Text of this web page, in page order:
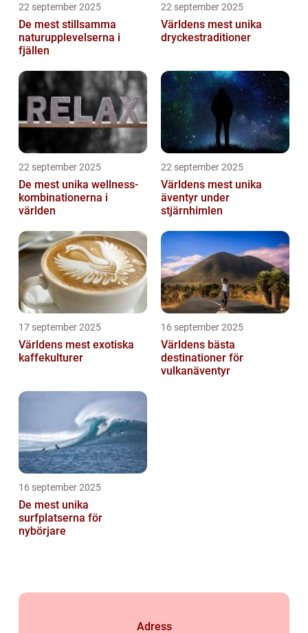
22 september 2025
De mest stillsamma
naturupplevelserna i
fjällen
22 september 2025
Världens mest unika
dryckestraditioner
22 september 2025
De mest unika wellness-
kombinationerna i
världen
22 september 2025
Världens mest unika
äventyr under
stjärnhimlen
17 september 2025
Världens mest exotiska
kaffekulturer
16 september 2025
Världens bästa
destinationer för
vulkanäventyr
16 september 2025
De mest unika
surfplatserna för
nybörjare
Adress